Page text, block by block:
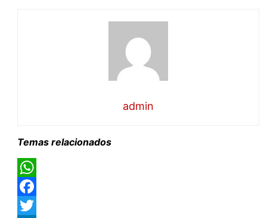
admin
Temas relacionados
WhatsApp
Facebook